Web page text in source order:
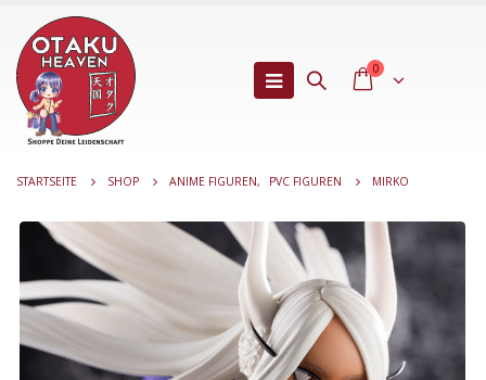
0
STARTSEITE SHOP ANIME FIGUREN, PVC FIGUREN MIRKO